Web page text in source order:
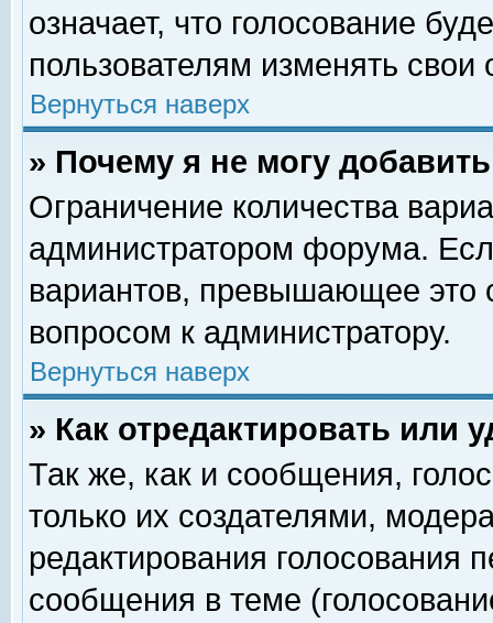
означает, что голосование
пользователям изменять свои
Вернуться наверх
» Почему я не могу
Ограничение количества
администратором форума.
вариантов, превышающее это
вопросом к администратору.
Вернуться наверх
» Как отредактировать или
Так же, как и сообщения,
только их создателями,
редактирования голосования
сообщения в теме